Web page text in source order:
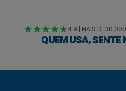
4.9 | MAIS DE 30.000
QUEM USA,